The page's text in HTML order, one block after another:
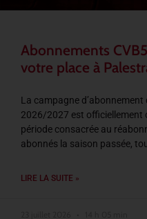
Abonnements
votre place à
La campagne
2026/2027 est officiellement
période consacrée au
abonnés la saison passée,
LIRE LA SUITE »